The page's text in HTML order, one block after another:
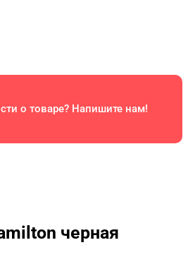
о товаре? Напишите нам!
черная